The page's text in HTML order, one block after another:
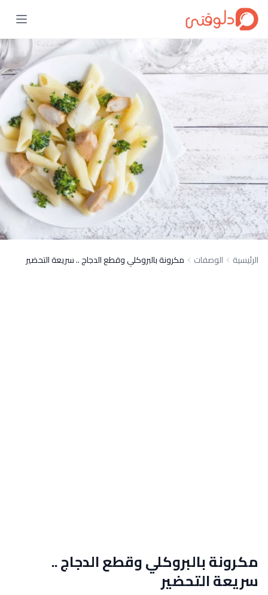
الرئيسية الوصفات مكرونة بالبروكلي وقطع الدجاج .. سريعة التحضير
مكرونة بالبروكلي وقطع الدجاج ..
سريعة التحضير